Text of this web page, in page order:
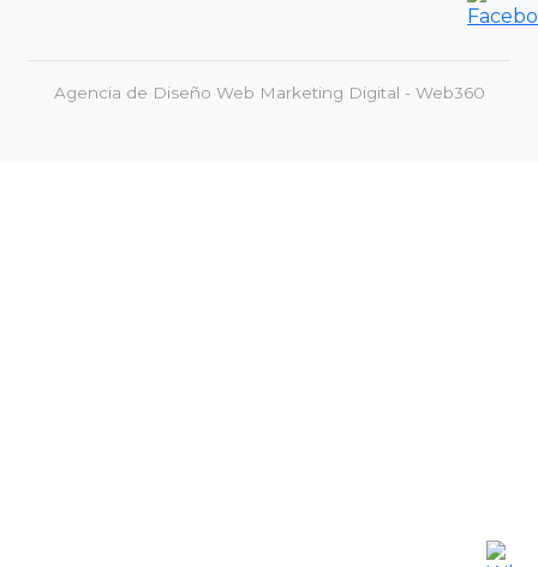
Agencia de Diseño Web Marketing Digital - Web360